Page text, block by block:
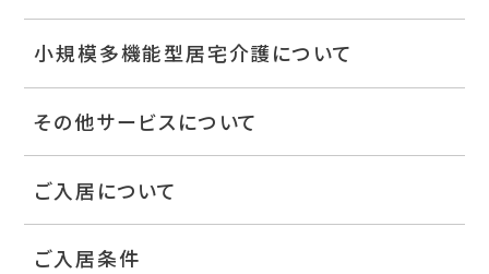
小規模多機能型居宅介護について
その他サービスについて
ご入居について
ご入居条件